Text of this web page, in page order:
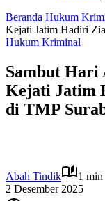
Beranda Hukum
Kejati Jatim Hadiri
Hukum Kriminal
Sambut Hari
Kejati Jatim
di TMP
Abah Tindik
1 min
2 Desember 2025